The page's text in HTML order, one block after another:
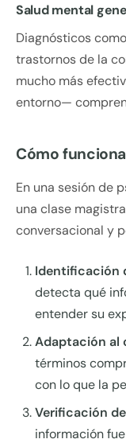
Salud mental
Diagnósticos
trastornos de la
mucho más
entorno—
Cómo
En una sesión de
una clase
conversacional y
Identificación
detecta qué
entender su
Adaptación al
términos
con lo que la
Verificación
información